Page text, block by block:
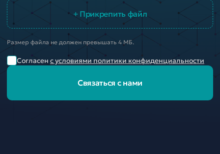
+ Прикрепить файл
Размер файла не должен превышать 4 МБ.
Согласен с условиями политики конфиденциальности
Связаться с нами